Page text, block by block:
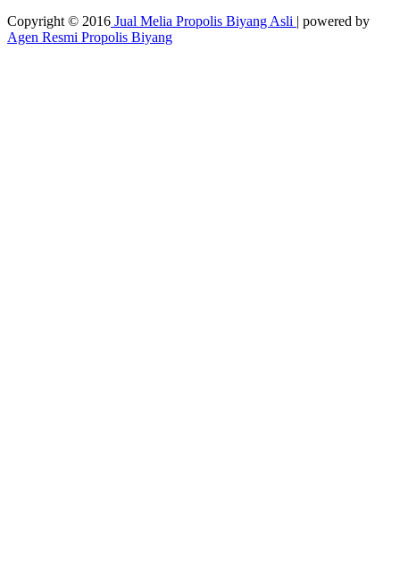
Copyright © 2016 Jual Melia Propolis Biyang Asli | powered by
Agen Resmi Propolis Biyang